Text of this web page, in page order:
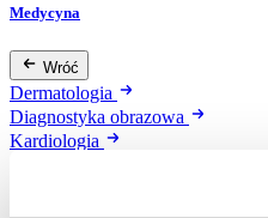
Medycyna
Wróć
Dermatologia
Diagnostyka obrazowa
Kardiologia
Pulmonologia